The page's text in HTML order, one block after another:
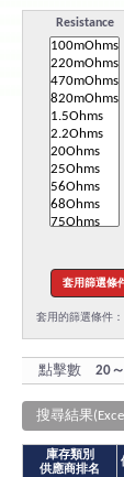
Resistance
套用的篩選條件：
點擊數 20～
搜尋結果
庫存類別
供應商排名